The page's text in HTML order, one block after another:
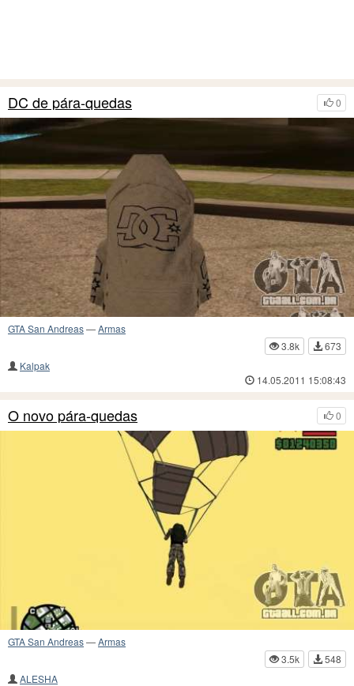
0
DC de pára-quedas
GTA San Andreas—Armas
3.8k
673
Kalpak
14.05.2011 15:08:43
0
O novo pára-quedas
GTA San Andreas—Armas
3.5k
548
ALESHA